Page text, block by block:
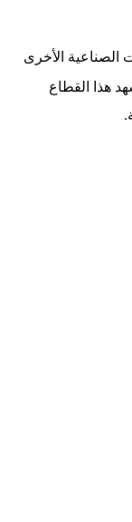
الصناعية الأخرى
هذا القطاع